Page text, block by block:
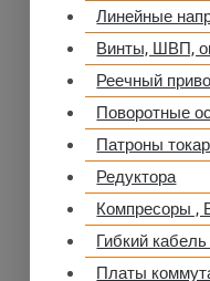
Линейные
Винты, ШВП,
Реечный
Поворотные
Патроны
Редуктора
Компресоры ,
Гибкий
Платы